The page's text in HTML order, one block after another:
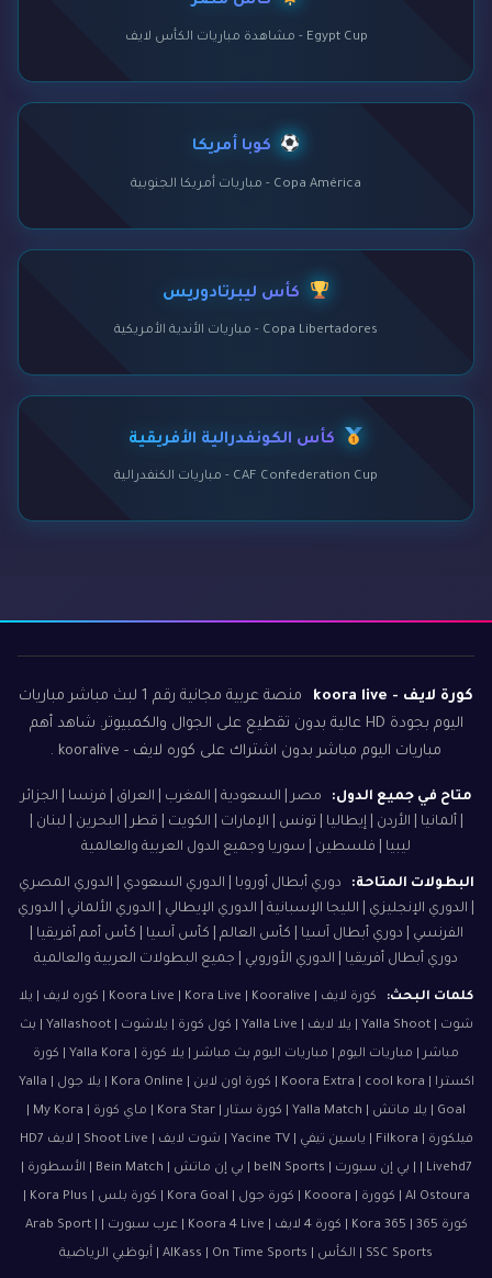
Egypt Cup - مشاهدة مباريات الكأس لايف
كوبا أمريكا
Copa América - مباريات أمريكا الجنوبية
كأس ليبرتادوريس
Copa Libertadores - مباريات الأندية الأمريكية
كأس الكونفدرالية الأفريقية
CAF Confederation Cup - مباريات الكنفدرالية
كورة لايف - koora live
منصة عربية مجانية رقم 1 لبث مباشر مباريات
اليوم بجودة HD عالية بدون تقطيع على الجوال والكمبيوتر. شاهد أهم
مباريات اليوم مباشر بدون اشتراك على كوره لايف - kooralive .
متاح في جميع الدول:
مصر | السعودية | المغرب | العراق | فرنسا | الجزائر
| ألمانيا | الأردن | إيطاليا | تونس | الإمارات | الكويت | قطر | البحرين | لبنان |
ليبيا | فلسطين | سوريا وجميع الدول العربية والعالمية
البطولات المتاحة:
دوري أبطال أوروبا | الدوري السعودي | الدوري المصري
| الدوري الإنجليزي | الليجا الإسبانية | الدوري الإيطالي | الدوري الألماني | الدوري
الفرنسي | دوري أبطال آسيا | كأس العالم | كأس آسيا | كأس أمم أفريقيا |
دوري أبطال أفريقيا | الدوري الأوروبي | جميع البطولات العربية والعالمية
كلمات البحث:
كورة لايف | Koora Live | Kora Live | Kooralive | كوره لايف | يلا
شوت | Yalla Shoot | يلا لايف | Yalla Live | كول كورة | يلاشوت | Yallashoot | بث
مباشر | مباريات اليوم | مباريات اليوم بث مباشر | يلا كورة | Yalla Kora | كورة
اكسترا | Koora Extra | cool kora | كورة اون لاين | Kora Online | يلا جول | Yalla
فيلكورة | Filkora | ياسين تيفي | Yacine TV | شوت لايف | Shoot Live | لايف HD7
| Livehd7 | بي إن سبورت | beIN Sports | بي إن ماتش | Bein Match | الأسطورة |
كورة 365 | Kora 365 | كورة 4 لايف | Koora 4 Live | عرب سبورت | Arab Sport |
SSC Sports | الكأس | AlKass | On Time Sports | أبوظبي الرياضية